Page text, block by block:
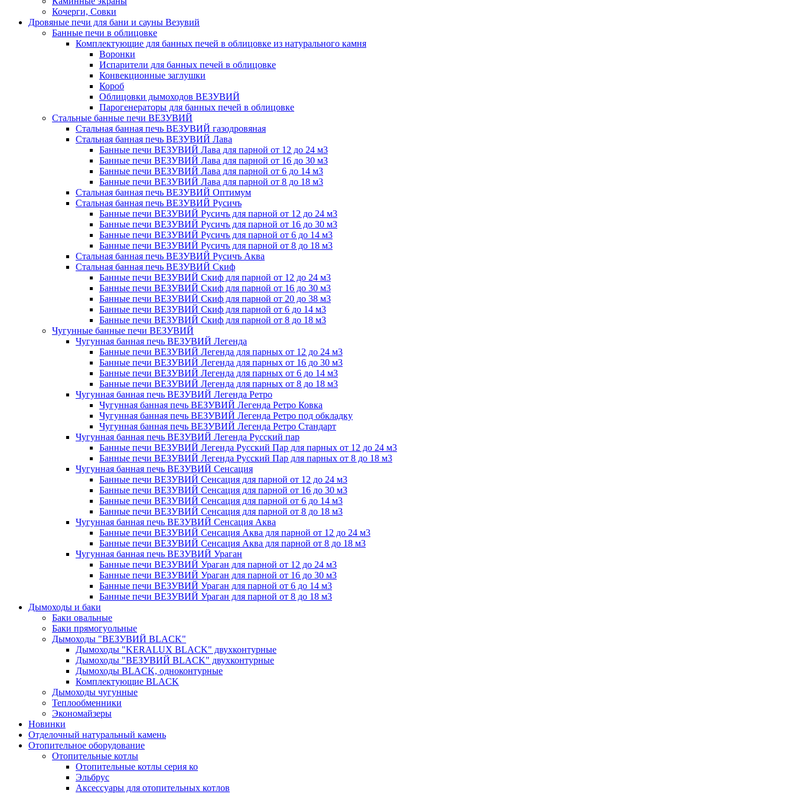
Кочерги, Совки
Дровяные печи для бани и сауны Везувий
Банные печи в облицовке
Комплектующие для банных печей в облицовке из натурального камня
Воронки
Испарители для банных печей в облицовке
Конвекционные заглушки
Короб
Облицовки дымоходов ВЕЗУВИЙ
Парогенераторы для банных печей в облицовке
Стальные банные печи ВЕЗУВИЙ
Стальная банная печь ВЕЗУВИЙ газодровяная
Стальная банная печь ВЕЗУВИЙ Лава
Банные печи ВЕЗУВИЙ Лава для парной от 12 до 24 м3
Банные печи ВЕЗУВИЙ Лава для парной от 16 до 30 м3
Банные печи ВЕЗУВИЙ Лава для парной от 6 до 14 м3
Банные печи ВЕЗУВИЙ Лава для парной от 8 до 18 м3
Стальная банная печь ВЕЗУВИЙ Оптимум
Стальная банная печь ВЕЗУВИЙ Русичъ
Банные печи ВЕЗУВИЙ Русичъ для парной от 12 до 24 м3
Банные печи ВЕЗУВИЙ Русичъ для парной от 16 до 30 м3
Банные печи ВЕЗУВИЙ Русичъ для парной от 6 до 14 м3
Банные печи ВЕЗУВИЙ Русичъ для парной от 8 до 18 м3
Стальная банная печь ВЕЗУВИЙ Русичъ Аква
Стальная банная печь ВЕЗУВИЙ Скиф
Банные печи ВЕЗУВИЙ Скиф для парной от 12 до 24 м3
Банные печи ВЕЗУВИЙ Скиф для парной от 16 до 30 м3
Банные печи ВЕЗУВИЙ Скиф для парной от 20 до 38 м3
Банные печи ВЕЗУВИЙ Скиф для парной от 6 до 14 м3
Банные печи ВЕЗУВИЙ Скиф для парной от 8 до 18 м3
Чугунные банные печи ВЕЗУВИЙ
Чугунная банная печь ВЕЗУВИЙ Легенда
Банные печи ВЕЗУВИЙ Легенда для парных от 12 до 24 м3
Банные печи ВЕЗУВИЙ Легенда для парных от 16 до 30 м3
Банные печи ВЕЗУВИЙ Легенда для парных от 6 до 14 м3
Банные печи ВЕЗУВИЙ Легенда для парных от 8 до 18 м3
Чугунная банная печь ВЕЗУВИЙ Легенда Ретро
Чугунная банная печь ВЕЗУВИЙ Легенда Ретро Ковка
Чугунная банная печь ВЕЗУВИЙ Легенда Ретро под обкладку
Чугунная банная печь ВЕЗУВИЙ Легенда Ретро Стандарт
Чугунная банная печь ВЕЗУВИЙ Легенда Русский пар
Банные печи ВЕЗУВИЙ Легенда Русский Пар для парных от 12 до 24 м3
Банные печи ВЕЗУВИЙ Легенда Русский Пар для парных от 8 до 18 м3
Чугунная банная печь ВЕЗУВИЙ Сенсация
Банные печи ВЕЗУВИЙ Сенсация для парной от 12 до 24 м3
Банные печи ВЕЗУВИЙ Сенсация для парной от 16 до 30 м3
Банные печи ВЕЗУВИЙ Сенсация для парной от 6 до 14 м3
Банные печи ВЕЗУВИЙ Сенсация для парной от 8 до 18 м3
Чугунная банная печь ВЕЗУВИЙ Сенсация Аква
Банные печи ВЕЗУВИЙ Сенсация Аква для парной от 12 до 24 м3
Банные печи ВЕЗУВИЙ Сенсация Аква для парной от 8 до 18 м3
Чугунная банная печь ВЕЗУВИЙ Ураган
Банные печи ВЕЗУВИЙ Ураган для парной от 12 до 24 м3
Банные печи ВЕЗУВИЙ Ураган для парной от 16 до 30 м3
Банные печи ВЕЗУВИЙ Ураган для парной от 6 до 14 м3
Банные печи ВЕЗУВИЙ Ураган для парной от 8 до 18 м3
Дымоходы и баки
Баки овальные
Баки прямогуольные
Дымоходы "ВЕЗУВИЙ BLACK"
Дымоходы "KERALUX BLACK" двухконтурные
Дымоходы "ВЕЗУВИЙ BLACK" двухконтурные
Дымоходы BLACK, одноконтурные
Комплектующие BLACK
Дымоходы чугунные
Теплообменники
Экономайзеры
Новинки
Отделочный натуральный камень
Отопительное оборудование
Отопительные котлы
Отопительные котлы серия ко
Эльбрус
Аксессуары для отопительных котлов